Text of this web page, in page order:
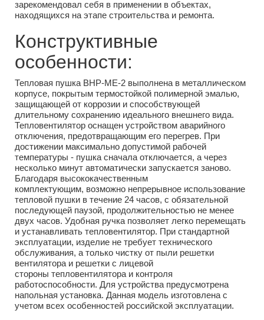
зарекомендовал себя в применении в объектах,
находящихся на этапе строительства и ремонта.
Конструктивные
особенности:
Тепловая пушка BHP-ME-2 выполнена в металлическом
корпусе, покрытым термостойкой полимерной эмалью,
защищающей от коррозии и способствующей
длительному сохранению идеального внешнего вида.
Тепловентилятор оснащен устройством аварийного
отключения, предотвращающим его перегрев. При
достижении максимально допустимой рабочей
температуры - пушка сначала отключается, а через
несколько минут автоматически запускается заново.
Благодаря высококачественным
комплектующим, возможно непрерывное использование
тепловой пушки в течение 24 часов, с обязательной
последующей паузой, продолжительностью не менее
двух часов. Удобная ручка позволяет легко перемещать
и устанавливать тепловентилятор. При стандартной
эксплуатации, изделие не требует технического
обслуживания, а только чистку от пыли решетки
вентилятора и решетки с лицевой
стороны тепловентилятора и контроля
работоспособности. Для устройства предусмотрена
напольная установка. Данная модель изготовлена с
учетом всех особенностей российской эксплуатации.